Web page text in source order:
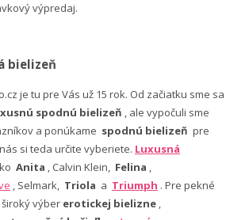
výpredaj.
bielizeň
je tu pre Vás už 15 rok. Od začiatku sme sa
spodnú bielizeň , ale vypočuli sme
a ponúkame spodnú bielizeň pre
si teda určite vyberiete. Luxusná
Anita , Calvin Klein, Felina ,
, Selmark, Triola a Triumph . Pre pekné
výber erotickej bielizne ,